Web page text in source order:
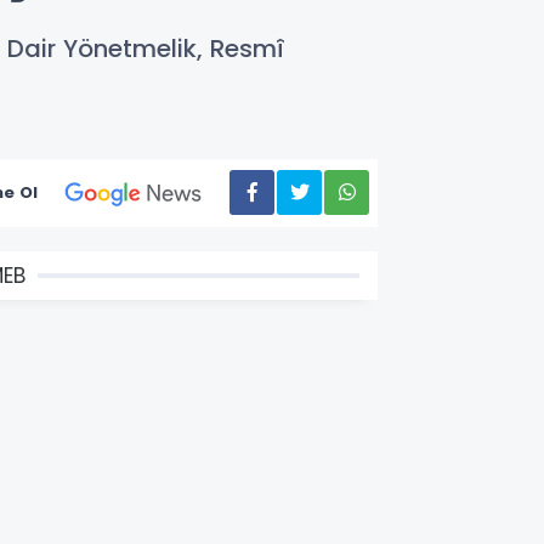
Yönetmelik, Resmî
Ol